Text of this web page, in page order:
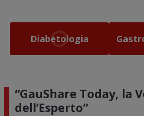
Diabetologia
“GauShare Today, la
dell’Esperto”